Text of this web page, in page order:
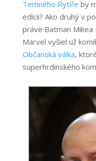
Temného Rytíře by
edícii? Ako druhý v
práve Batman Mikea
Marvel vyšiel už
Občanská válka,
superhrdinského